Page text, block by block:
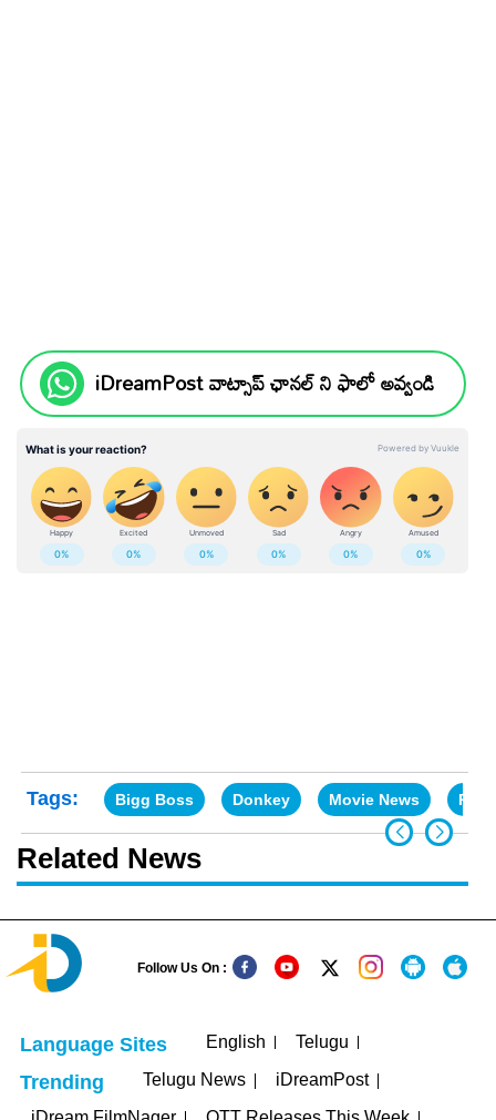
iDreamPost వాట్సాప్ ఛానల్ ని ఫాలో అవ్వండి
Tags: Bigg Boss Donkey Movie News
Related News
Follow Us On :
Language Sites English Telugu
Trending Telugu News
iDreamPost